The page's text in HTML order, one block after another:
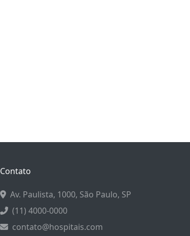
Contato
Av. Paulista, 1000, São Paulo, SP
(11) 4000-0000
contato@hospitais.com